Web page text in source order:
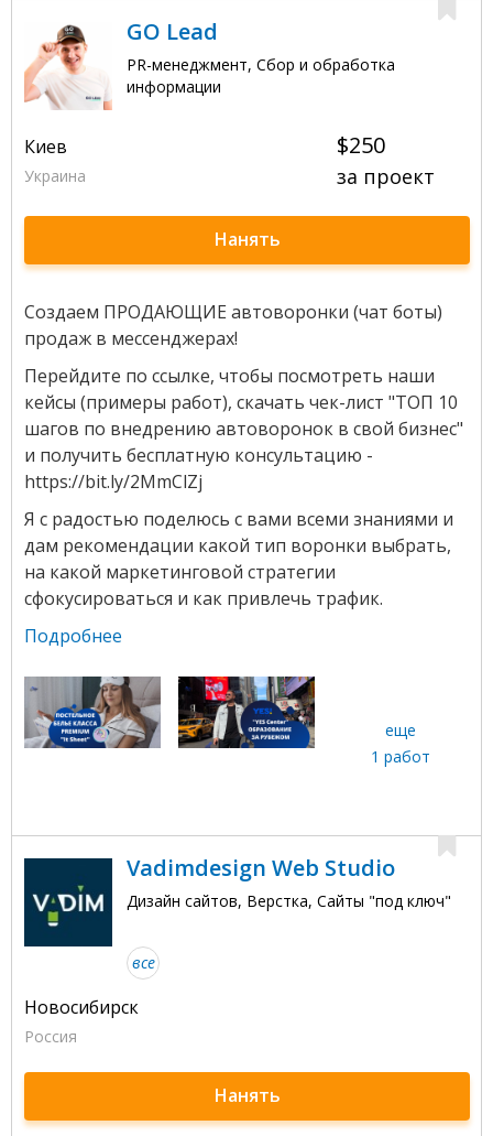
GO Lead
PR-менеджмент, Сбор и обработка
информации
Киев
Украина
$250
за проект
Нанять
Создаем ПРОДАЮЩИЕ автоворонки (чат боты)
продаж в мессенджерах!
Перейдите по ссылке, чтобы посмотреть наши
кейсы (примеры работ), скачать чек-лист "ТОП 10
шагов по внедрению автоворонок в свой бизнес"
и получить бесплатную консультацию -
https://bit.ly/2MmClZj
Я с радостью поделюсь с вами всеми знаниями и
дам рекомендации какой тип воронки выбрать,
на какой маркетинговой стратегии
сфокусироваться и как привлечь трафик.
Подробнее
еще
1 работ
Vadimdesign Web Studio
Дизайн сайтов, Верстка, Сайты "под ключ"
все
Новосибирск
Россия
Нанять